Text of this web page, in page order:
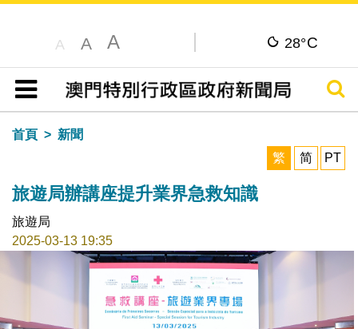
A A A 28°C
目錄
搜尋
首頁
新聞
繁
简 PT
旅遊局辦講座提升業界急救知識
旅遊局
2025-03-13 19:35